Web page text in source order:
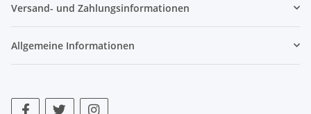
Versand- und Zahlungsinformationen
Allgemeine Informationen